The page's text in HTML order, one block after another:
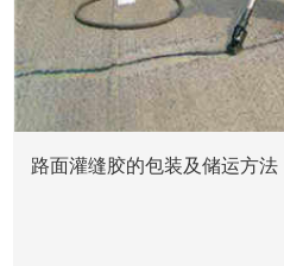
路面灌缝胶的包装及储运方法